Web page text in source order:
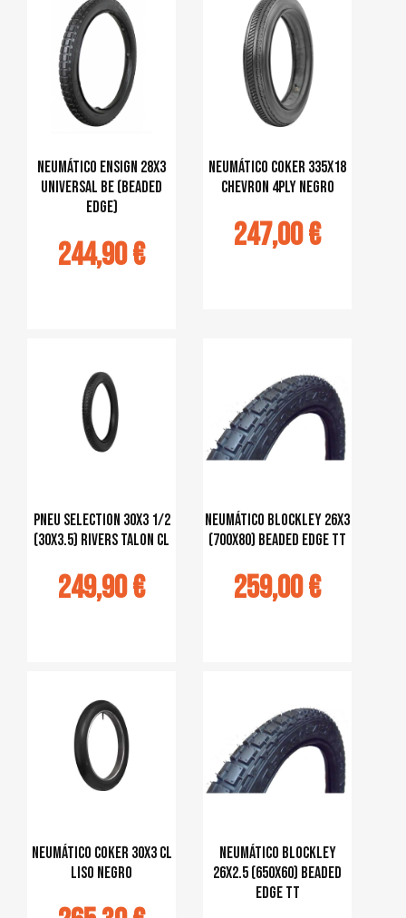
Neumático Ensign 28x3
Universal BE (Beaded
Edge)
244,90 €
Neumático Coker 335x18
Chevron 4ply negro
247,00 €
PNEU SELECTION 30X3 1/2
(30x3.5) RIVERS TALON CL
249,90 €
Neumático Blockley 26x3
(700x80) Beaded Edge TT
259,00 €
Neumático COKER 30x3 CL
Liso negro
Neumático Blockley
26x2.5 (650X60) Beaded
Edge TT